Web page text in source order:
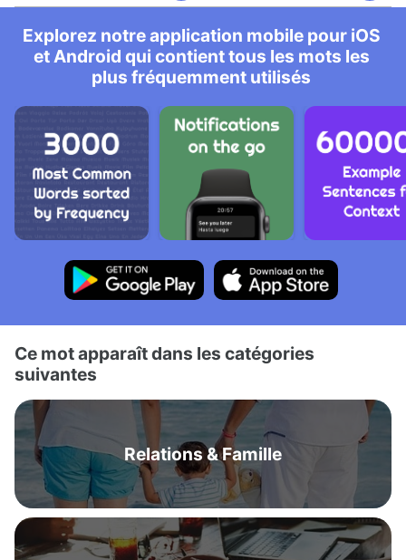
Explorez notre application mobile pour iOS
et Android qui contient tous les mots les
plus fréquemment utilisés
Ce mot apparaît dans les catégories
suivantes
Relations & Famille